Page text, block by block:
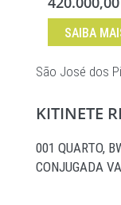
SAIBA
São José dos
KITINETE
001 QUARTO,
CONJUGADA